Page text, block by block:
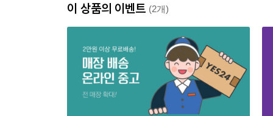
이 상품의 이벤트 (2개)